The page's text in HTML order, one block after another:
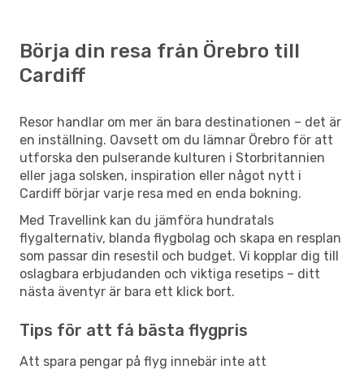
Börja din resa från Örebro till
Cardiff
Resor handlar om mer än bara destinationen – det är
en inställning. Oavsett om du lämnar Örebro för att
utforska den pulserande kulturen i Storbritannien
eller jaga solsken, inspiration eller något nytt i
Cardiff börjar varje resa med en enda bokning.
Med Travellink kan du jämföra hundratals
flygalternativ, blanda flygbolag och skapa en resplan
som passar din resestil och budget. Vi kopplar dig till
oslagbara erbjudanden och viktiga resetips – ditt
nästa äventyr är bara ett klick bort.
Tips för att få bästa flygpris
Att spara pengar på flyg innebär inte att